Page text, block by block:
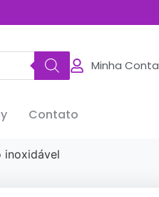
Minha Conta
Contato
inoxidável